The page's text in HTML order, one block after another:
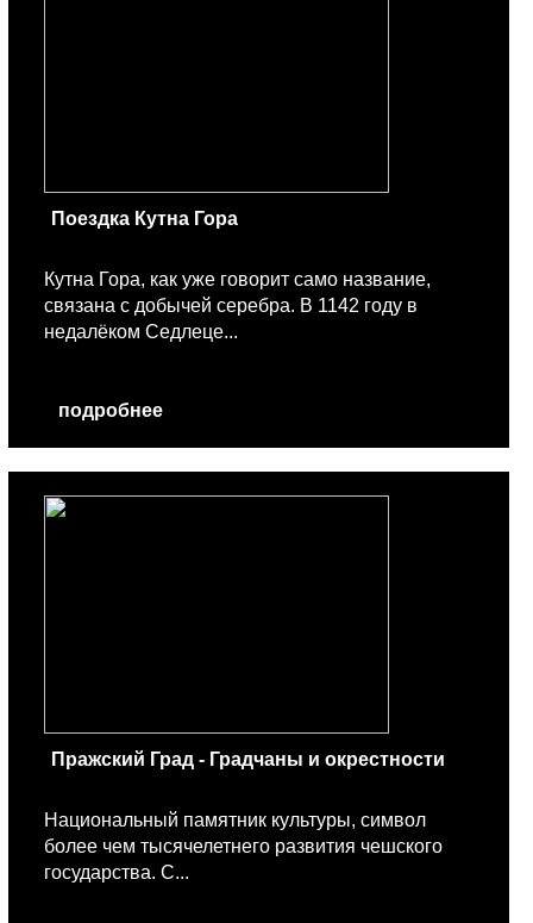
Поездка Кутна Гора
Кутна Гора, как уже говорит само название,
связана с добычей серебра. В 1142 году в
недалёком Седлеце...
подробнее
Пражский Град - Градчаны и окрестности
Национальный памятник культуры, символ
более чем тысячелетнего развития чешского
государства. С...